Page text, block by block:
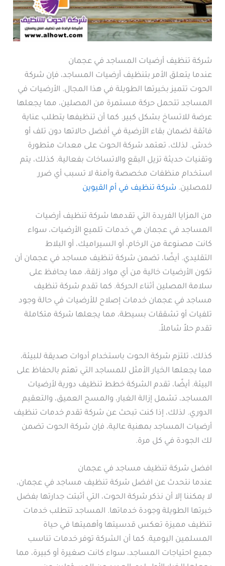
شركة تنظيف أرضيات المساجد في عجمان
عندما يتعلق الأمر بتنظيف أرضيات المساجد، فإن شركة
الحوت تتميز بخبرتها الطويلة في هذا المجال. الأرضيات في
المساجد تتحمل حركة مستمرة من المصلين، مما يجعلها
عرضة للاتساخ بشكل كبير. كما أن تنظيفها يتطلب عناية
فائقة لضمان بقاء الأرضية في أفضل حالاتها دون تلف أو
خدش. لذلك، تعتمد شركة الحوت على معدات متطورة
وتقنيات حديثة تزيل البقع والاتساخات بفعالية. كذلك، يتم
استخدام منظفات مخصصة وآمنة لا تسبب أي ضرر
للمصلين. شركة تنظيف في أم القيوين
من المزايا الفريدة التي تقدمها شركة تنظيف أرضيات
المساجد في عجمان هي خدمات تلميع الأرضيات، سواء
كانت مصنوعة من الرخام، أو السيراميك، أو البلاط
التقليدي. أيضًا، تضمن شركة تنظيف مساجد في عجمان أن
تكون الأرضيات خالية من أي مواد زلقة، مما يحافظ على
سلامة المصلين أثناء الحركة. كما تقدم شركة تنظيف
مساجد في عجمان خدمات إصلاح للأرضيات في حالة وجود
تلفيات أو تشققات بسيطة، مما يجعلها شركة متكاملة
تقدم حلاً شاملاً.
كذلك، تلتزم شركة الحوت باستخدام أدوات صديقة للبيئة،
مما يجعلها الخيار الأمثل للمساجد التي تهتم بالحفاظ على
البيئة. أيضًا، تقدم الشركة خطط تنظيف دورية لأرضيات
المساجد، تشمل إزالة الغبار، والمسح العميق، والتعقيم
الدوري. لذلك، إذا كنت تبحث عن شركة تقدم خدمات تنظيف
أرضيات المساجد بمهنية عالية، فإن شركة الحوت تضمن
لك الجودة في كل مرة.
افضل شركة تنظيف مساجد في عجمان
عندما نتحدث عن افضل شركة تنظيف مساجد في عجمان،
لا يمكننا إلا أن نذكر شركة الحوت، التي أثبتت جدارتها بفضل
خبرتها الطويلة وجودة خدماتها. المساجد تتطلب خدمات
تنظيف مميزة تعكس قدسيتها وأهميتها في حياة
المسلمين اليومية. كما أن الشركة توفر خدمات تناسب
جميع احتياجات المساجد، سواء كانت صغيرة أو كبيرة، مما